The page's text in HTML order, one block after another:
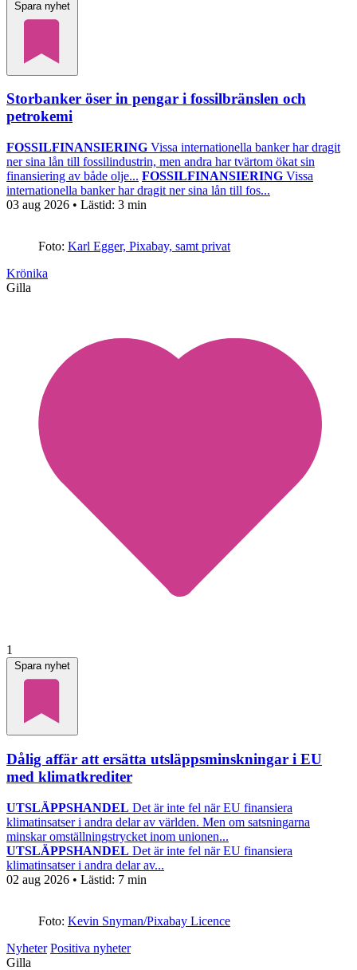
Spara nyhet
Storbanker öser in pengar i fossilbränslen och
petrokemi
FOSSILFINANSIERING Vissa internationella banker har dragit
ner sina lån till fossilindustrin, men andra har tvärtom ökat sin
finansiering av både olje... FOSSILFINANSIERING Vissa
internationella banker har dragit ner sina lån till fos...
03 aug 2026 • Lästid: 3 min
Foto: Karl Egger, Pixabay, samt privat
Krönika
Gilla
1
Spara nyhet
Dålig affär att ersätta utsläppsminskningar i EU
med klimatkrediter
UTSLÄPPSHANDEL Det är inte fel när EU finansiera
klimatinsatser i andra delar av världen. Men om satsningarna
minskar omställningstrycket inom unionen...
UTSLÄPPSHANDEL Det är inte fel när EU finansiera
klimatinsatser i andra delar av...
02 aug 2026 • Lästid: 7 min
Foto: Kevin Snyman/Pixabay Licence
Nyheter Positiva nyheter
Gilla